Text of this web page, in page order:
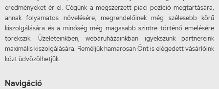
eredményeket ér el. Cégünk a megszerzett piaci pozíció megtartására,
annak folyamatos növelésére, megrendelőinek még szélesebb körű
kiszolgálására és a minőség még magasabb szintre történő emelésére
törekszik. Üzeleteinkben, webáruházainkban igyekszünk partnereink
maximális kiszolgálására. Reméljük hamarosan Önt is elégedett vásárlóink
közt üdvözölhetjük.
Navigáció